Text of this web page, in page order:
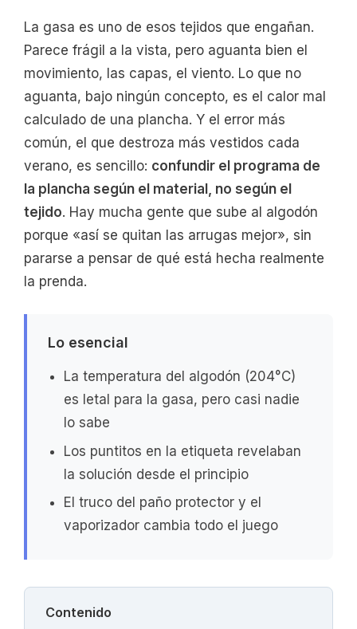
La gasa es uno de esos tejidos que engañan.
Parece frágil a la vista, pero aguanta bien el
movimiento, las capas, el viento. Lo que no
aguanta, bajo ningún concepto, es el calor mal
calculado de una plancha. Y el error más
común, el que destroza más vestidos cada
verano, es sencillo: confundir el programa de
la plancha según el material, no según el
tejido. Hay mucha gente que sube al algodón
porque «así se quitan las arrugas mejor», sin
pararse a pensar de qué está hecha realmente
la prenda.
Lo esencial
La temperatura del algodón (204°C)
es letal para la gasa, pero casi nadie
lo sabe
Los puntitos en la etiqueta revelaban
la solución desde el principio
El truco del paño protector y el
vaporizador cambia todo el juego
Contenido